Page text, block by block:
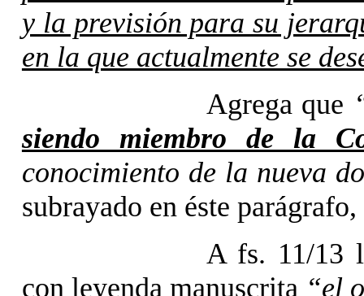
y la previsión para su
en la que actualmente se
Agrega que
siendo miembro de la
conocimiento de la nueva
subrayado en éste
A fs. 11/13
con leyenda manuscrita “el